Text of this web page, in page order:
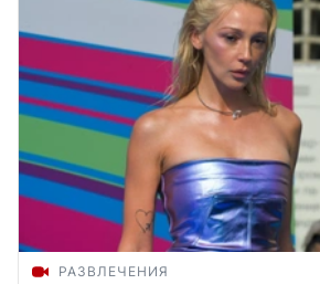
РАЗВЛЕЧЕНИЯ